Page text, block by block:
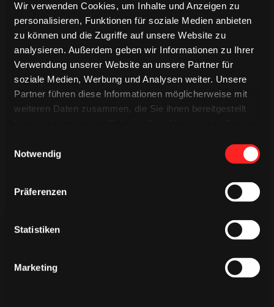
Wir verwenden Cookies, um Inhalte und Anzeigen zu
personalisieren, Funktionen für soziale Medien anbieten
zu können und die Zugriffe auf unsere Website zu
analysieren. Außerdem geben wir Informationen zu Ihrer
Verwendung unserer Website an unsere Partner für
soziale Medien, Werbung und Analysen weiter. Unsere
Partner führen diese Informationen möglicherweise mit
weiteren Daten zusammen, die Sie ihnen bereitgestellt
Notwendig
Präferenzen
Statistiken
Marketing
ALEXANDRE GRENIER
Saison 2023/2024